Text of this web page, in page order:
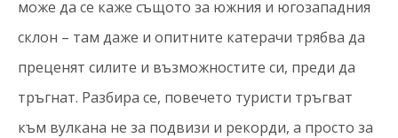
може да се каже същото за южния и югозападния
склон – там даже и опитните катерачи трябва да
преценят силите и възможностите си, преди да
тръгнат. Разбира се, повечето туристи тръгват
към вулкана не за подвизи и рекорди, а просто за